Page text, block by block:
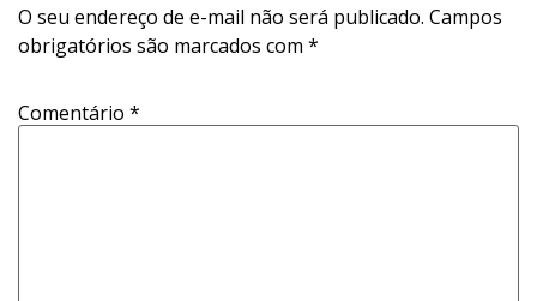
O seu endereço de e-mail não será publicado. Campos
obrigatórios são marcados com *
Comentário *